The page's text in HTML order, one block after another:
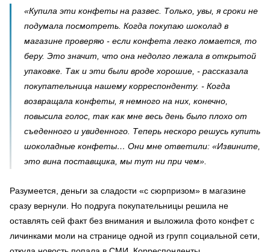
«Купила эти конфеты на развес. Только, увы, я сроки не
подумала посмотреть. Когда покупаю шоколад в
магазине проверяю - если конфета легко ломается, то
беру. Это значит, что она недолго лежала в открытой
упаковке. Так и эти были вроде хорошие, - рассказала
покупательница нашему корреспонденту. - Когда
возвращала конфеты, я немного на них, конечно,
повысила голос, так как мне весь день было плохо от
съеденного и увиденного. Теперь нескоро решусь купить
шоколадные конфеты… Они мне ответили: «Извините,
это вина поставщика, мы тут ни при чем».
Разумеется, деньги за сладости «с сюрпризом» в магазине
сразу вернули. Но подруга покупательницы решила не
оставлять сей факт без внимания и выложила фото конфет с
личинками моли на странице одной из групп социальной сети,